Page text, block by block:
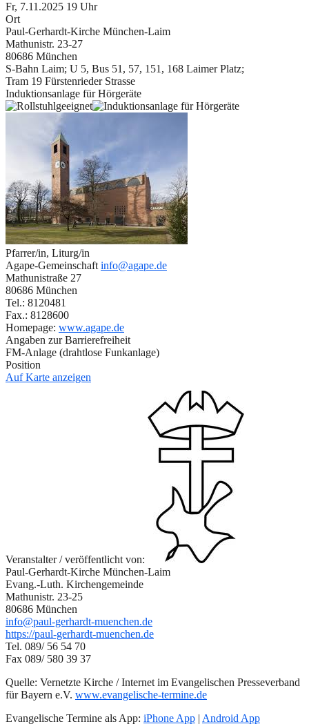
Fr, 7.11.2025 19 Uhr
Ort
Paul-Gerhardt-Kirche München-Laim
Mathunistr. 23-27
80686 München
S-Bahn Laim; U 5, Bus 51, 57, 151, 168 Laimer Platz;
Tram 19 Fürstenrieder Strasse
Induktionsanlage für Hörgeräte
Pfarrer/in, Liturg/in
Agape-Gemeinschaftinfo@agape.de
Mathunistraße 27
80686 München
Tel.: 8120481
Fax.: 8128600
Homepage: www.agape.de
Angaben zur Barrierefreiheit
FM-Anlage (drahtlose Funkanlage)
Position
Auf Karte anzeigen
Veranstalter / veröffentlicht von:
Paul-Gerhardt-Kirche München-Laim
Evang.-Luth. Kirchengemeinde
Mathunistr. 23-25
80686 München
info@paul-gerhardt-muenchen.de
https://paul-gerhardt-muenchen.de
Tel. 089/ 56 54 70
Fax 089/ 580 39 37
Quelle: Vernetzte Kirche / Internet im Evangelischen Presseverband
für Bayern e.V. www.evangelische-termine.de
Evangelische Termine als App: iPhone App | Android App